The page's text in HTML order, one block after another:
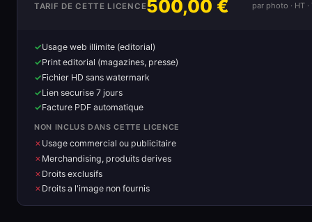
TARIF DE CETTE LICENCE500,00 € par photo · HT
Usage web illimite (editorial)
Print editorial (magazines, presse)
Fichier HD sans watermark
Lien securise 7 jours
Facture PDF automatique
NON INCLUS DANS CETTE LICENCE
Usage commercial ou publicitaire
Merchandising, produits derives
Droits exclusifs
Droits a l'image non fournis